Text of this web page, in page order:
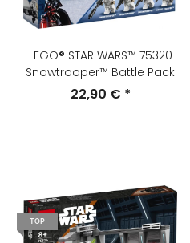
LEGO® STAR WARS™ 75320
Snowtrooper™ Battle Pack
22,90 € *
TOP